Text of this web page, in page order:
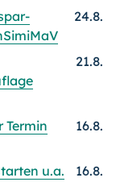
24.8.
21.8.
Termin
16.8.
u.a.
16.8.